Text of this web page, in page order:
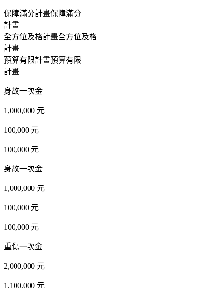
保障滿分計畫保障滿分
計畫
全方位及格計畫全方位及格
計畫
預算有限計畫預算有限
計畫
身故一次金
1,000,000 元
100,000 元
100,000 元
身故一次金
1,000,000 元
100,000 元
100,000 元
重傷一次金
2,000,000 元
1,100,000 元